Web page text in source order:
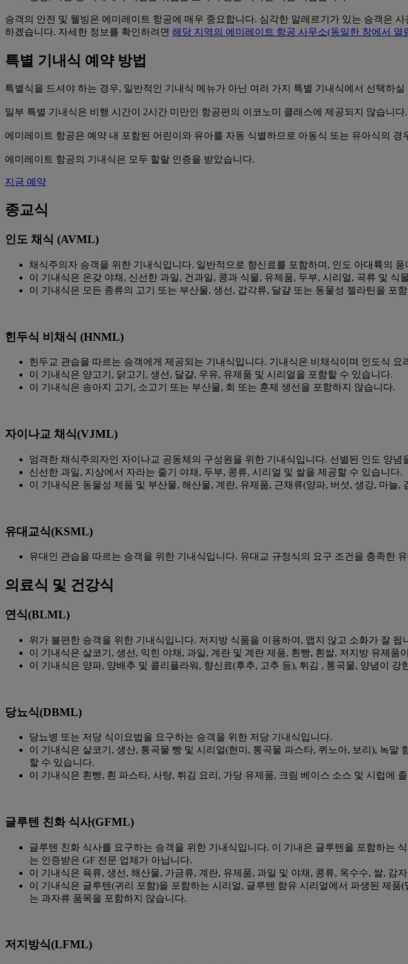
승객의 안전 및 웰빙은 에미레이트 항공에 매우 중요합니다. 심각한 알레르기가 있는 승객은
하겠습니다. 자세한 정보를 확인하려면 해당 지역의 에미레이트 항공 사무소(동일한 창에서 열
특별 기내식 예약 방법
특별식을 드셔야 하는 경우, 일반적인 기내식 메뉴가 아닌 여러 가지 특별 기내식에서 선택하
일부 특별 기내식은 비행 시간이 2시간 미만인 항공편의 이코노미 클래스에 제공되지 않습니다.
에미레이트 항공은 예약 내 포함된 어린이와 유아를 자동 식별하므로 아동식 또는 유아식의
에미레이트 항공의 기내식은 모두 할랄 인증을 받았습니다.
지금 예약
종교식
인도 채식 (AVML)
채식주의자 승객을 위한 기내식입니다. 일반적으로 향신료를 포함하며, 인도 아대륙의 풍
이 기내식은 온갖 야채, 신선한 과일, 건과일, 콩과 식물, 유제품, 두부, 시리얼, 곡류 및 식
이 기내식은 모든 종류의 고기 또는 부산물, 생선, 갑각류, 달걀 또는 동물성 젤라틴을 포
힌두식 비채식 (HNML)
힌두교 관습을 따르는 승객에게 제공되는 기내식입니다. 기내식은 비채식이며 인도식 요
이 기내식은 양고기, 닭고기, 생선, 달걀, 우유, 유제품 및 시리얼을 포함할 수 있습니다.
이 기내식은 송아지 고기, 소고기 또는 부산물, 회 또는 훈제 생선을 포함하지 않습니다.
자이나교 채식(VJML)
엄격한 채식주의자인 자이나교 공동체의 구성원을 위한 기내식입니다. 선별된 인도 양념
신선한 과일, 지상에서 자라는 줄기 야채, 두부, 콩류, 시리얼 및 쌀을 제공할 수 있습니다.
이 기내식은 동물성 제품 및 부산물, 해산물, 계란, 유제품, 근채류(양파, 버섯, 생강, 마늘,
유대교식(KSML)
유대인 관습을 따르는 승객을 위한 기내식입니다. 유대교 규정식의 요구 조건을 충족한
의료식 및 건강식
연식(BLML)
위가 불편한 승객을 위한 기내식입니다. 저지방 식품을 이용하여, 맵지 않고 소화가 잘 됩
이 기내식은 살코기, 생선, 익힌 야채, 과일, 계란 및 계란 제품, 흰빵, 흰쌀, 저지방 유제품
이 기내식은 양파, 양배추 및 콜리플라워, 향신료(후추, 고추 등), 튀김 , 통곡물, 양념이 강
당뇨식(DBML)
당뇨병 또는 저당 식이요법을 요구하는 승객을 위한 저당 기내식입니다.
이 기내식은 살코기, 생산, 통곡물 빵 및 시리얼(현미, 통곡물 파스타, 퀴노아, 보리), 녹
할 수 있습니다.
이 기내식은 흰빵, 흰 파스타, 사탕, 튀김 요리, 가당 유제품, 크림 베이스 소스 및 시럽에
글루텐 친화 식사(GFML)
글루텐 친화 식사를 요구하는 승객을 위한 기내식입니다. 이 기내은 글루텐을 포함하는
는 인증받은 GF 전문 업체가 아닙니다.
이 기내식은 육류, 생선, 해산물, 가금류, 계란, 유제품, 과일 및 야채, 콩류, 옥수수, 쌀,
이 기내식은 글루텐(귀리 포함)을 포함하는 시리얼, 글루텐 함유 시리얼에서 파생된 제
는 과자류 품목을 포함하지 않습니다.
저지방식(LFML)